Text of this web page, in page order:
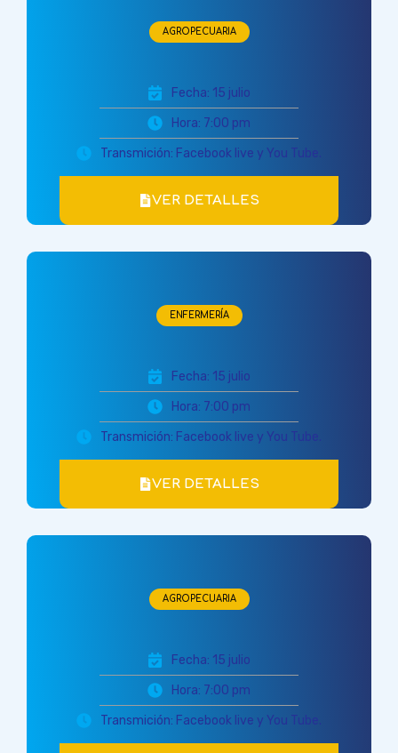
AGROPECUARIA
Fecha: 15 julio
Hora: 7:00 pm
Transmición: Facebook live y You Tube.
VER DETALLES
ENFERMERÍA
Fecha: 15 julio
Hora: 7:00 pm
Transmición: Facebook live y You Tube.
VER DETALLES
AGROPECUARIA
Fecha: 15 julio
Hora: 7:00 pm
Transmición: Facebook live y You Tube.